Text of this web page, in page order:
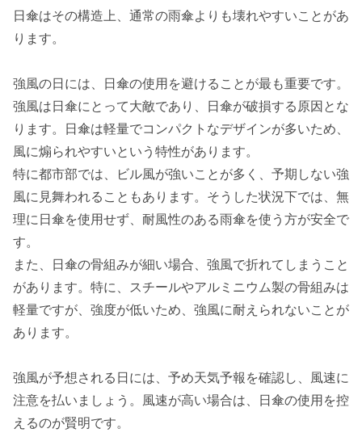
日傘はその構造上、通常の雨傘よりも壊れやすいことがあ
ります。
強風の日には、日傘の使用を避けることが最も重要です。
強風は日傘にとって大敵であり、日傘が破損する原因とな
ります。日傘は軽量でコンパクトなデザインが多いため、
風に煽られやすいという特性があります。
特に都市部では、ビル風が強いことが多く、予期しない強
風に見舞われることもあります。そうした状況下では、無
理に日傘を使用せず、耐風性のある雨傘を使う方が安全で
す。
また、日傘の骨組みが細い場合、強風で折れてしまうこと
があります。特に、スチールやアルミニウム製の骨組みは
軽量ですが、強度が低いため、強風に耐えられないことが
あります。
強風が予想される日には、予め天気予報を確認し、風速に
注意を払いましょう。風速が高い場合は、日傘の使用を控
えるのが賢明です。